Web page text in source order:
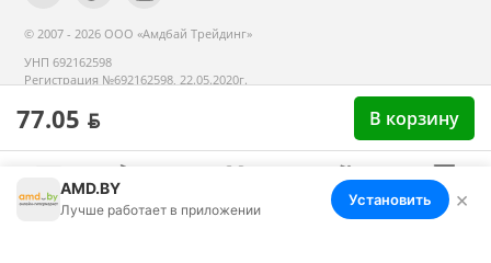
Меню Корзина Избранное Сравнение Войти
77.05 ƃ В корзину
© 2007 - 2026 ООО «Амдбай Трейдинг»
УНП 692162598
Регистрация №692162598, 22.05.2020г.
реестре с 14 сентября 2020г.
Номер телефона работников местных исполнительных и
AMD.BY
Лучше работает в приложении
Установить ×